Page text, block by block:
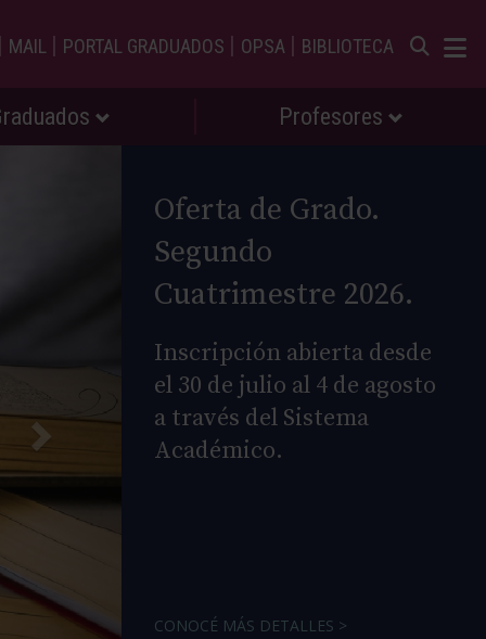
| MAIL | PORTAL GRADUADOS | OPSA | BIBLIOTECA
Profesores
Oferta de Grado.
Segundo
Cuatrimestre 2026.
Inscripción abierta desde
el 30 de julio al 4 de agosto
a través del Sistema
Académico.
CONOCÉ MÁS DETALLES >